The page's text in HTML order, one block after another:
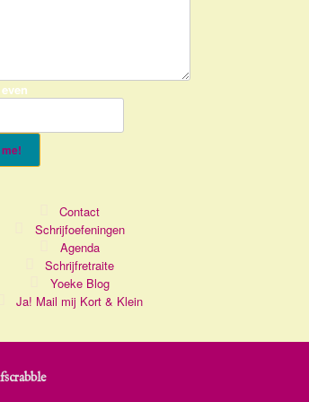
Contact
Schrijfoefeningen
Agenda
Schrijfretraite
Yoeke Blog
Ja! Mail mij Kort & Klein